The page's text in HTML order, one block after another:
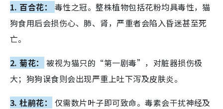
1. 百合花：
毒性之冠。整株植物包括花粉均具毒性，猫
狗食用后会损伤心、肺、肾，严重者会陷入昏迷甚至死
亡。
2. 菊花：
被视为猫只的“第一剧毒”，对脏器损伤极
大；狗狗误食则会出现严重上吐下泻及皮肤炎。
3. 杜鹃花：
仅需数片叶子即可致命。毒素会干扰神经及